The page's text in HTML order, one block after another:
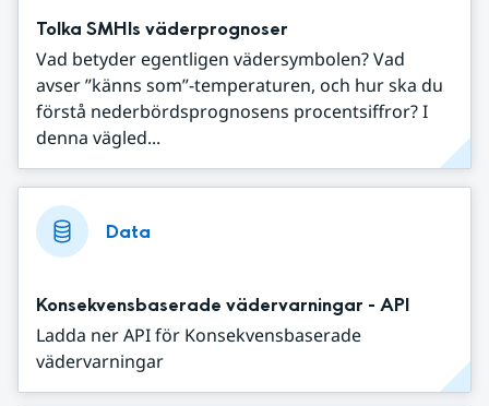
Tolka SMHIs väderprognoser
Vad betyder egentligen vädersymbolen? Vad
avser ”känns som”-temperaturen, och hur ska du
förstå nederbördsprognosens procentsiffror? I
denna vägled...
Data
Konsekvensbaserade vädervarningar - API
Ladda ner API för Konsekvensbaserade
vädervarningar